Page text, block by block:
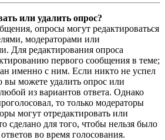
или удалить опрос?
опросы могут редактироваться
модераторами или
Для редактирования опроса
первого сообщения в теме;
именно с ним. Если никто не успел
вы можете удалить опрос или
из вариантов ответа. Однако
то только модераторы
могут отредактировать или
сделано для того, чтобы нельзя было
во время голосования.